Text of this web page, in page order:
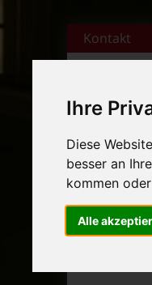
Ihre
Diese
besser an
kommen
Alle
Zum Inhalt
Kontakt
Startseite
News-